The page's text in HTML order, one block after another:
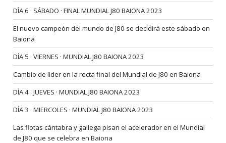
DÍA 6 · SÁBADO · FINAL MUNDIAL J80 BAIONA 2023
El nuevo campeón del mundo de J80 se decidirá este sábado en
Baiona
DÍA 5 · VIERNES · MUNDIAL J80 BAIONA 2023
Cambio de líder en la recta final del Mundial de J80 en Baiona
DÍA 4 · JUEVES · MUNDIAL J80 BAIONA 2023
DÍA 3 · MIERCOLES · MUNDIAL J80 BAIONA 2023
Las flotas cántabra y gallega pisan el acelerador en el Mundial
de J80 que se celebra en Baiona